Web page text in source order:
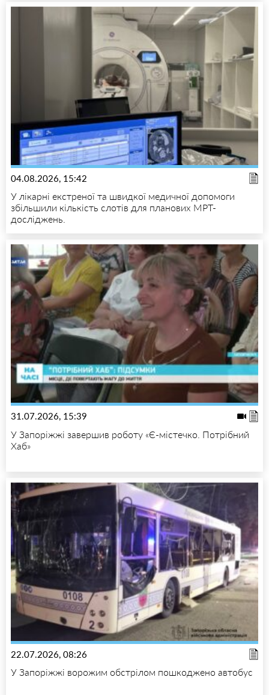
04.08.2026, 15:42
У лікарні екстреної та швидкої медичної допомоги
збільшили кількість слотів для планових МРТ-
досліджень.
31.07.2026, 15:39
У Запоріжжі завершив роботу «Є-містечко. Потрібний
Хаб»
22.07.2026, 08:26
У Запоріжжі ворожим обстрілом пошкоджено автобус